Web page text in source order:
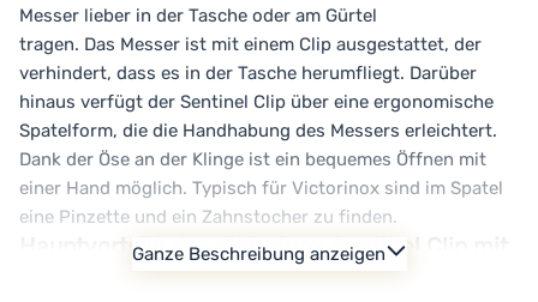
Messer lieber in der Tasche oder am Gürtel
tragen. Das Messer ist mit einem Clip ausgestattet, der
verhindert, dass es in der Tasche herumfliegt. Darüber
hinaus verfügt der Sentinel Clip über eine ergonomische
Spatelform, die die Handhabung des Messers erleichtert.
Dank der Öse an der Klinge ist ein bequemes Öffnen mit
einer Hand möglich. Typisch für Victorinox sind im Spatel
eine Pinzette und ein Zahnstocher zu finden.
Hauptvorteile des Victorinox Sentinel Clip mit
Ösenmesser:
Ganze Beschreibung anzeigen